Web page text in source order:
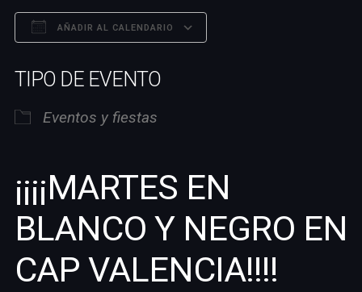
AÑADIR AL CALENDARIO
TIPO DE EVENTO
Eventos y fiestas
¡¡¡¡MARTES EN
BLANCO Y NEGRO EN
CAP VALENCIA!!!!